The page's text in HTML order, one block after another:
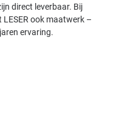
direct leverbaar. Bij
ook maatwerk –
ervaring.